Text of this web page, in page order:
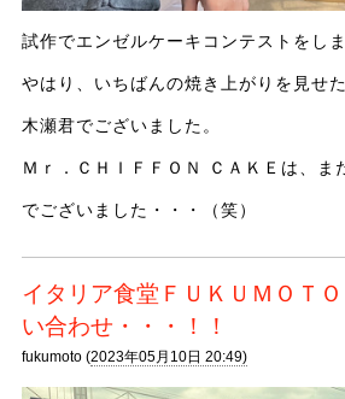
試作でエンゼルケーキコンテストをし
やはり、いちばんの焼き上がりを見せ
木瀬君でございました。
Ｍｒ．ＣＨＩＦＦＯＮ ＣＡＫＥは、ま
でございました・・・（笑）
イタリア食堂ＦＵＫＵＭＯＴ
い合わせ・・・！！
fukumoto (2023年05月10日 20:49)